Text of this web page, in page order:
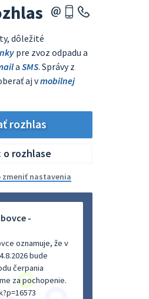
dôležité
pre zvoz odpadu a
a SMS. Správy z
aj vmobilnej
rozhlas
rozhlase
zmeniť nastavenia
-
oznamuje, že v
bude
čerpania
za pochopenie.